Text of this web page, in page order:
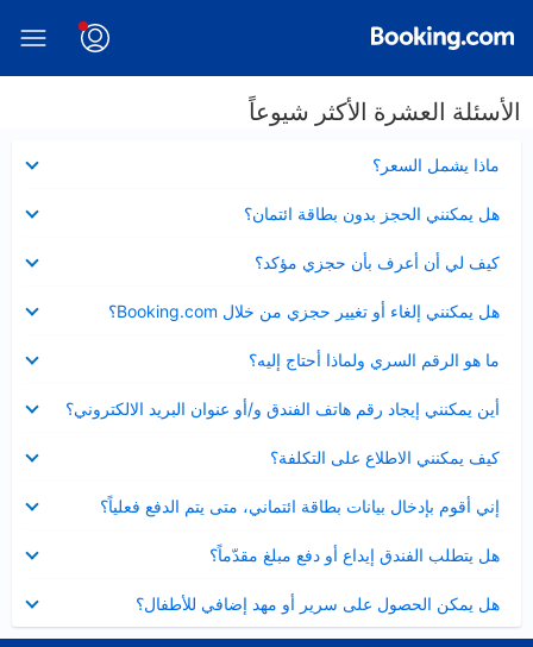
الأسئلة العشرة الأكثر شيوعاً
ماذا يشمل السعر؟
مصغر
هل يمكنني الحجز بدون بطاقة ائتمان؟
مصغر
كيف لي أن أعرف بأن حجزي مؤكد؟
مصغر
هل يمكنني إلغاء أو تغيير حجزي من خلال Booking.com؟
مصغر
ما هو الرقم السري ولماذا أحتاج إليه؟
مصغر
أين يمكنني إيجاد رقم هاتف الفندق و/أو عنوان البريد الالكتروني؟
عرض
مصغر
كيف يمكنني الاطلاع على التكلفة؟
مصغر
إني أقوم بإدخال بيانات بطاقة ائتماني، متى يتم الدفع فعلياً؟
مصغر
هل يتطلب الفندق إيداع أو دفع مبلغ مقدّماً؟
مصغر
هل يمكن الحصول على سرير أو مهد إضافي للأطفال؟
مصغر